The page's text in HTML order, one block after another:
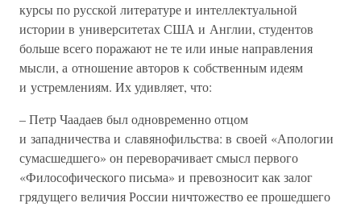
курсы по русской литературе и интеллектуальной
истории в университетах США и Англии, студентов
больше всего поражают не те или иные направления
мысли, а отношение авторов к собственным идеям
и устремлениям. Их удивляет, что:
– Петр Чаадаев был одновременно отцом
и западничества и славянофильства: в своей «Апологии
сумасшедшего» он переворачивает смысл первого
«Философического письма» и превозносит как залог
грядущего величия России ничтожество ее прошедшего